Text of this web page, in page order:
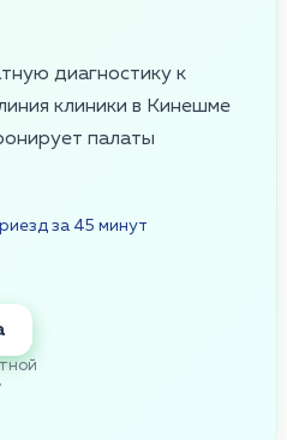
диагностику к
клиники в Кинешме
палаты
за 45 минут